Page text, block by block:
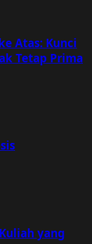
Atas: Kunci
Tetap Prima
yang